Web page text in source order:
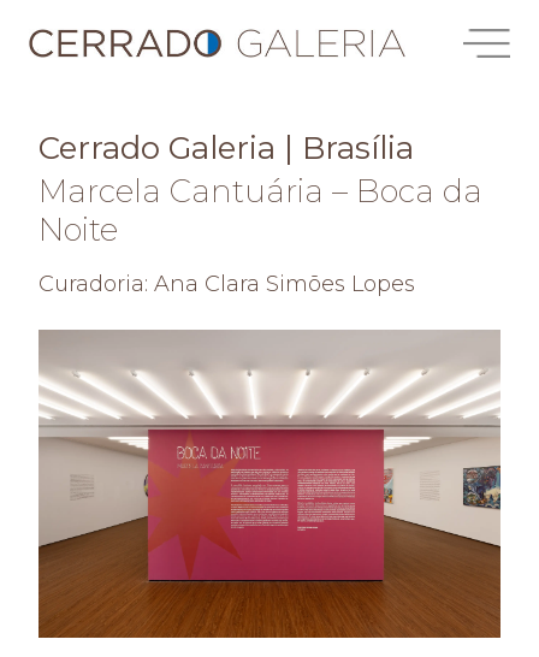
Cerrado Galeria | Brasília
Marcela Cantuária – Boca da
Noite
Curadoria: Ana Clara Simões Lopes